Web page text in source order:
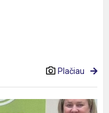
Plačiau